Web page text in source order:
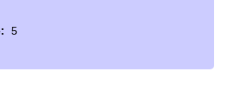
5